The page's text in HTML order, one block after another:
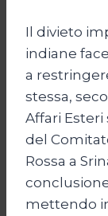
Il divieto
indiane
a
stessa,
Affari
del
Rossa a
mettendo